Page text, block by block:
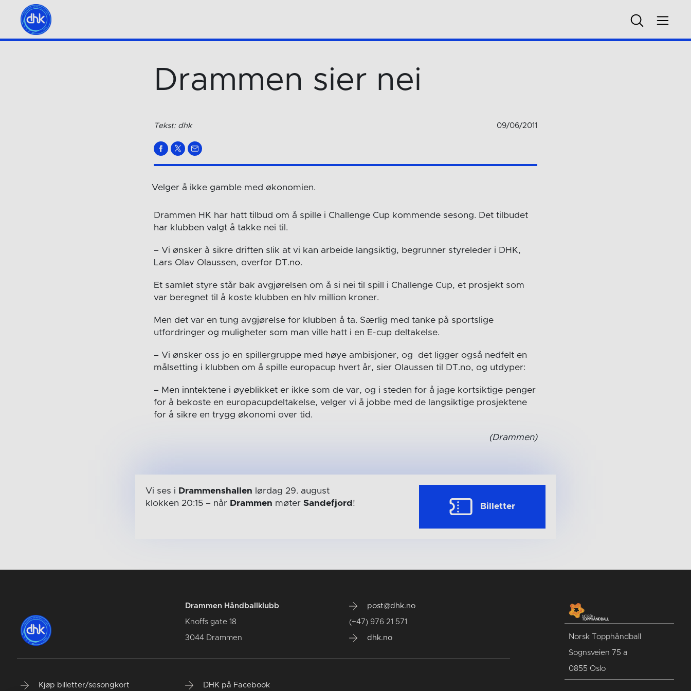
Drammen sier nei
Tekst: dhk 09/06/2011
Velger å ikke gamble med økonomien.
Drammen HK har hatt tilbud om å spille i Challenge Cup kommende sesong. Det tilbudet
har klubben valgt å takke nei til.
– Vi ønsker å sikre driften slik at vi kan arbeide langsiktig, begrunner styreleder i DHK,
Lars Olav Olaussen, overfor DT.no.
Et samlet styre står bak avgjørelsen om å si nei til spill i Challenge Cup, et prosjekt som
var beregnet til å koste klubben en hlv million kroner.
Men det var en tung avgjørelse for klubben å ta. Særlig med tanke på sportslige
utfordringer og muligheter som man ville hatt i en E-cup deltakelse.
– Vi ønsker oss jo en spillergruppe med høye ambisjoner, og det ligger også nedfelt en
målsetting i klubben om å spille europacup hvert år, sier Olaussen til DT.no, og utdyper:
– Men inntektene i øyeblikket er ikke som de var, og i steden for å jage kortsiktige penger
for å bekoste en europacupdeltakelse, velger vi å jobbe med de langsiktige prosjektene
for å sikre en trygg økonomi over tid.
(Drammen)
Vi ses i Drammenshallen lørdag 29. august
klokken 20:15– når Drammen møter Sandefjord ! Billetter
Drammen Håndballklubb
Knoffs gate 18
3044 Drammen
post@dhk.no
(+47) 976 21 571
dhk.no
Kjøp billetter/sesongkort DHK på Facebook
Norsk Topphåndball
Sognsveien 75 a
0855 Oslo